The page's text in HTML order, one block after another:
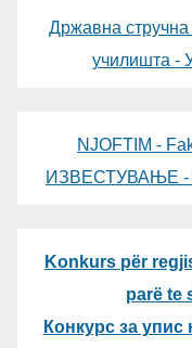
Државна
училишта -
NJOFTIM -
ИЗВЕСТУВАЊЕ -
Konkurs për
parë te
Конкурс за упис